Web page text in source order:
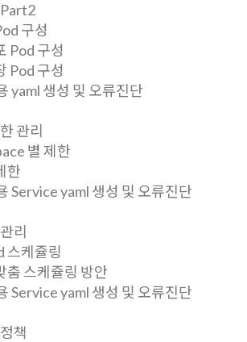
구성
Pod 구성
Pod 구성
yaml 생성 및 오류진단
관리
별 제한
한
Service yaml 생성 및 오류진단
리
스케쥴링
춤 스케쥴링 방안
Service yaml 생성 및 오류진단
책